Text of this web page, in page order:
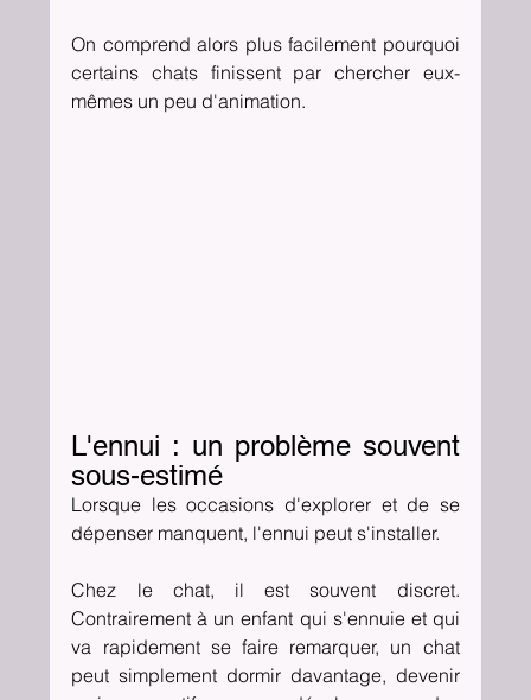
On comprend alors plus facilement pourquoi
certains chats finissent par chercher eux-
mêmes un peu d'animation.
L'ennui : un problème souvent
sous-estimé
Lorsque les occasions d'explorer et de se
dépenser manquent, l'ennui peut s'installer.
Chez le chat, il est souvent discret.
Contrairement à un enfant qui s'ennuie et qui
va rapidement se faire remarquer, un chat
peut simplement dormir davantage, devenir